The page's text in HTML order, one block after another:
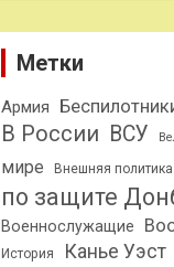
Метки
Армия
В России ВСУ
мире
Внешняя политика
по защите
Военнослужащие
История Канье Уэст